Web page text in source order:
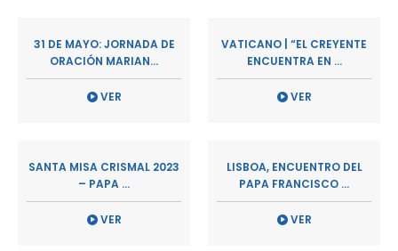
31 DE MAYO: JORNADA DE
ORACIÓN MARIAN...
VER
VATICANO | “EL CREYENTE
ENCUENTRA EN ...
VER
SANTA MISA CRISMAL 2023
– PAPA ...
VER
LISBOA, ENCUENTRO DEL
PAPA FRANCISCO ...
VER